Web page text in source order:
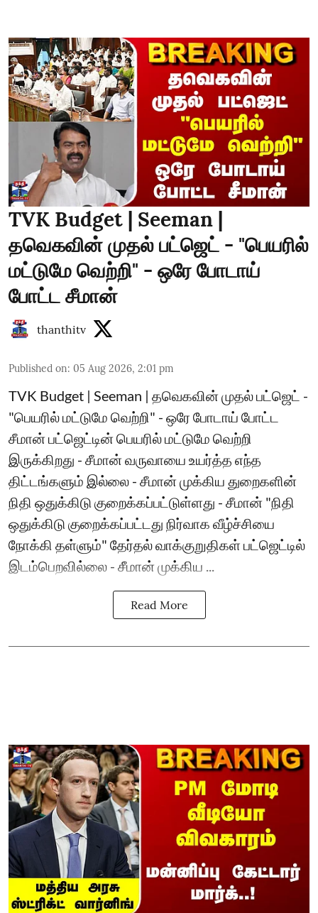
TVK Budget | Seeman |
தவெகவின் முதல் பட்ஜெட் - "பெயரில்
மட்டுமே வெற்றி" - ஒரே போடாய்
போட்ட சீமான்
thanthitv
Published on: 05 Aug 2026, 2:01 pm
TVK Budget | Seeman | தவெகவின் முதல் பட்ஜெட் -
"பெயரில் மட்டுமே வெற்றி" - ஒரே போடாய் போட்ட
சீமான் பட்ஜெட்டின் பெயரில் மட்டுமே வெற்றி
இருக்கிறது - சீமான் வருவாயை உயர்த்த எந்த
திட்டங்களும் இல்லை - சீமான் முக்கிய துறைகளின்
நிதி ஒதுக்கிடு குறைக்கப்பட்டுள்ளது - சீமான் "நிதி
ஒதுக்கிடு குறைக்கப்பட்டது நிர்வாக வீழ்ச்சியை
நோக்கி தள்ளும்" தேர்தல் வாக்குறுதிகள் பட்ஜெட்டில்
இடம்பெறவில்லை - சீமான் முக்கிய ...
Read More